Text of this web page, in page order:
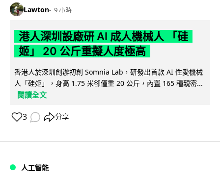
Lawton 9 小時
港人深圳設廠研 AI 成人機械人 「硅
姬」 20 公斤重擬人度極高
香港人於深圳創辦初創 Somnia Lab，研發出首款 AI 性愛機械
人「硅姬」，身高 1.75 米卻僅重 20 公斤，內置 165 種親密...
閱讀全文
3 分享
人工智能